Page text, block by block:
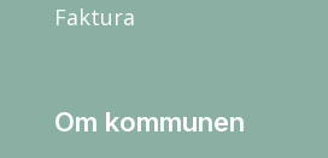
Faktura
Om kommunen